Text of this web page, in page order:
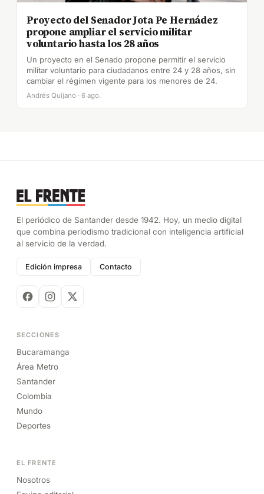
Proyecto del Senador Jota Pe Hernádez
propone ampliar el servicio militar
voluntario hasta los 28 años
Un proyecto en el Senado propone permitir el servicio
militar voluntario para ciudadanos entre 24 y 28 años, sin
cambiar el régimen vigente para los menores de 24.
Andrés Quijano · 6 ago.
El periódico de Santander desde 1942. Hoy, un medio digital
que combina periodismo tradicional con inteligencia artificial
al servicio de la verdad.
Edición impresa Contacto
SECCIONES
Bucaramanga
Área Metro
Santander
Colombia
Mundo
Deportes
EL FRENTE
Nosotros